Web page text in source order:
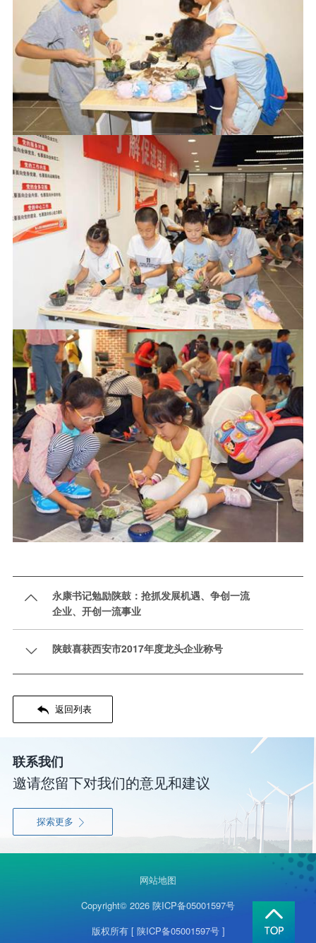

永康书记勉励陕鼓：抢抓发展机遇、争创一流
企业、开创一流事业
 陕鼓喜获西安市2017年度龙头企业称号
 返回列表
联系我们
邀请您留下对我们的意见和建议
探索更多 
网站地图
Copyright© 2026 陕ICP备05001597号
版权所有 [ 陕ICP备05001597号 ]